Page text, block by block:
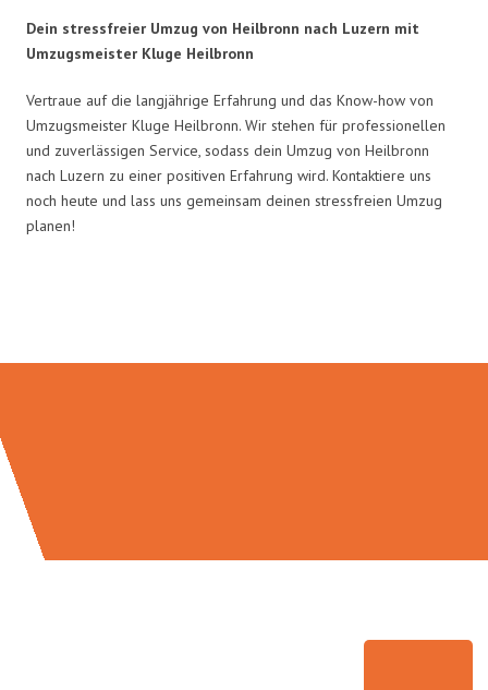
Dein stressfreier Umzug von Heilbronn nach Luzern mit
Umzugsmeister Kluge Heilbronn
Vertraue auf die langjährige Erfahrung und das Know-how von
Umzugsmeister Kluge Heilbronn. Wir stehen für professionellen
und zuverlässigen Service, sodass dein Umzug von Heilbronn
nach Luzern zu einer positiven Erfahrung wird. Kontaktiere uns
noch heute und lass uns gemeinsam deinen stressfreien Umzug
planen!